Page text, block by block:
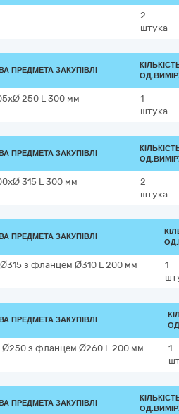
2
штука
ПРЕДМЕТА ЗАКУПІВЛІ
250 L 300 мм
1
штука
ПРЕДМЕТА ЗАКУПІВЛІ
315 L 300 мм
2
штука
ПРЕДМЕТА ЗАКУПІВЛІ
Ø315 з фланцем Ø310 L 200 мм
1
ПРЕДМЕТА ЗАКУПІВЛІ
Ø250 з фланцем Ø260 L 200 мм
1
ПРЕДМЕТА ЗАКУПІВЛІ